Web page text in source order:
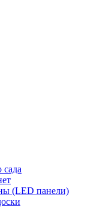
сада
(LED панели)